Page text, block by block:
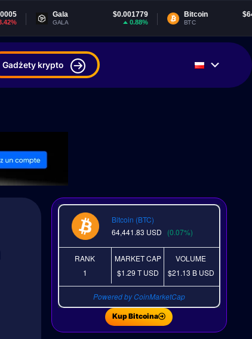
Gala $0.001779
GALA
Bitcoin $64,441.83
BTC
Gadżety krypto
Bitcoin (BTC)
64,441.83 USD (0.07%)
RANK
1
MARKET CAP
$1.29 TUSD
VOLUME
$21.13 B USD
Powered by CoinMarketCap
Kup Bitcoina